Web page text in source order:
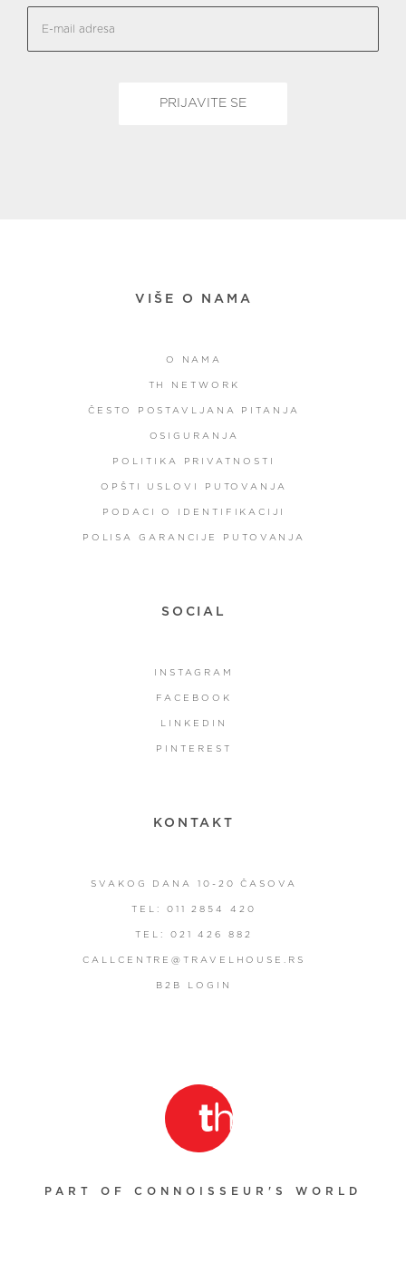
VIŠE O NAMA
O NAMA
TH NETWORK
ČESTO POSTAVLJANA PITANJA
OSIGURANJA
POLITIKA PRIVATNOSTI
OPŠTI USLOVI PUTOVANJA
PODACI O IDENTIFIKACIJI
POLISA GARANCIJE PUTOVANJA
SOCIAL
INSTAGRAM
FACEBOOK
LINKEDIN
PINTEREST
KONTAKT
SVAKOG DANA 10-20 ČASOVA
TEL: 011 2854 420
TEL: 021 426 882
CALLCENTRE@TRAVELHOUSE.RS
B2B LOGIN
PART OF CONNOISSEUR'S WORLD